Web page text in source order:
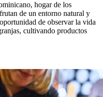
hogar de los
de un entorno natural y
de observar la vida
cultivando productos